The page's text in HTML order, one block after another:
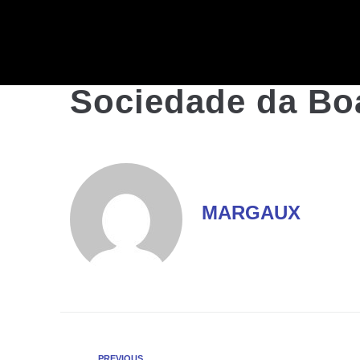
Sociedade da
MARGAUX